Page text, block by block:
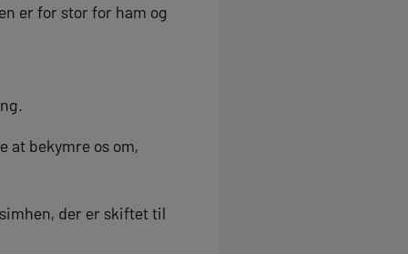
er for stor for ham og
at bekymre os om,
der er skiftet til